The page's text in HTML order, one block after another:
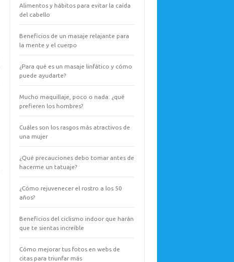
Alimentos y hábitos para evitar la caída
del cabello
Beneficios de un masaje relajante para
la mente y el cuerpo
¿Para qué es un masaje linfático y cómo
puede ayudarte?
Mucho maquillaje, poco o nada: ¿qué
prefieren los hombres?
Cuáles son los rasgos más atractivos de
una mujer
¿Qué precauciones debo tomar antes de
hacerme un tatuaje?
¿Cómo rejuvenecer el rostro a los 50
años?
Beneficios del ciclismo indoor que harán
que te sientas increíble
Cómo mejorar tus fotos en webs de
citas para triunfar más